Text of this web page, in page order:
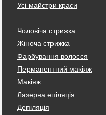
Усі майстри краси
Чоловіча стрижка
Жіноча стрижка
Фарбування волосся
Перманентний макіяж
Макіяж
Лазерна епіляція
Депіляція